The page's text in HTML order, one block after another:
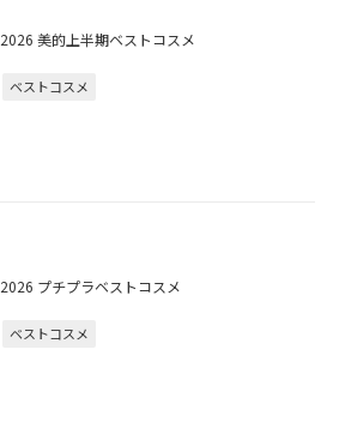
2026 美的上半期ベストコスメ
ベストコスメ
2026 プチプラベストコスメ
ベストコスメ